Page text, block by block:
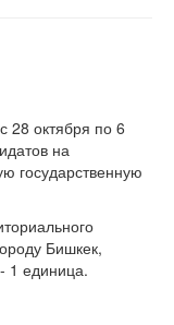
28 октября по 6
на
государственную
Бишкек,
1 единица.